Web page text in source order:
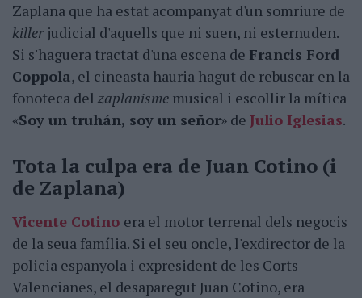
Zaplana que ha estat acompanyat d'un somriure de
killerjudicial d'aquells que ni suen, ni esternuden.
Si s'haguera tractat d'una escena de Francis Ford
Coppola, el cineasta hauria hagut de rebuscar en la
fonoteca del zaplanisme musical i escollir la mítica
«Soy un truhán, soy un señor» de Julio Iglesias.
Tota la culpa era de Juan Cotino (i
de Zaplana)
Vicente Cotino era el motor terrenal dels negocis
de la seua família. Si el seu oncle, l'exdirector de la
policia espanyola i expresident de les Corts
Valencianes, el desaparegut Juan Cotino, era